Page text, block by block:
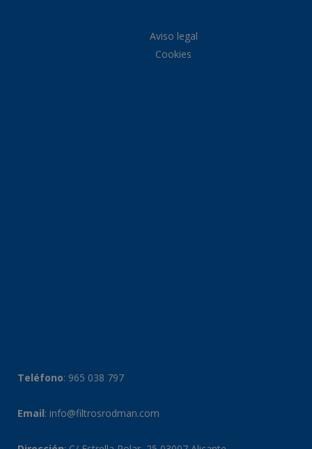
Aviso legal
Cookies
Teléfono: 965 038 797
Email: info@filtrosrodman.com